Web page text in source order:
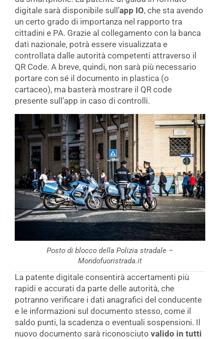
digitale sarà disponibile sull’app IO, che sta avendo
un certo grado di importanza nel rapporto tra
cittadini e PA. Grazie al collegamento con la banca
dati nazionale, potrà essere visualizzata e
controllata dalle autorità competenti attraverso il
QR Code. A breve, quindi, non sarà più necessario
portare con sé il documento in plastica (o
cartaceo), ma basterà mostrare il QR code
presente sull’app in caso di controlli.
Posto di blocco della Polizia stradale –
Mondofuoristrada.it
La patente digitale consentirà accertamenti più
rapidi e accurati da parte delle autorità, che
potranno verificare i dati anagrafici del conducente
e le informazioni sul documento stesso, come il
saldo punti, la scadenza o eventuali sospensioni. Il
nuovo documento sarà riconosciuto valido in tutti